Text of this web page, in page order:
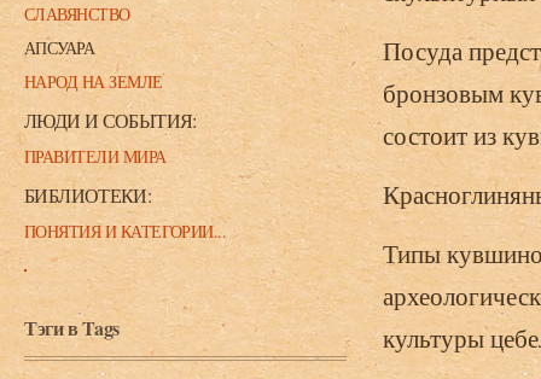
СЛАВЯНСТВО
АПСУАРА
НАРОД НА ЗЕМЛЕ
ЛЮДИ И СОБЫТИЯ:
ПРАВИТЕЛИ МИРА
БИБЛИОТЕКИ:
ПОНЯТИЯ И КАТЕГОРИИ...
Тэги в Tags
Посуда
бронзовым
состоит из
Типы
культуры